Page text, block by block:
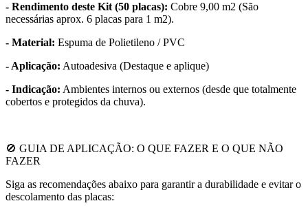
- Rendimento deste Kit (50 placas): Cobre 9,00 m2 (São
necessárias aprox. 6 placas para 1 m2).
- Material: Espuma de Polietileno / PVC
- Aplicação: Autoadesiva (Destaque e aplique)
- Indicação: Ambientes internos ou externos (desde que totalmente
cobertos e protegidos da chuva).
🚫 GUIA DE APLICAÇÃO: O QUE FAZER E O QUE NÃO
FAZER
Siga as recomendações abaixo para garantir a durabilidade e evitar o
descolamento das placas: